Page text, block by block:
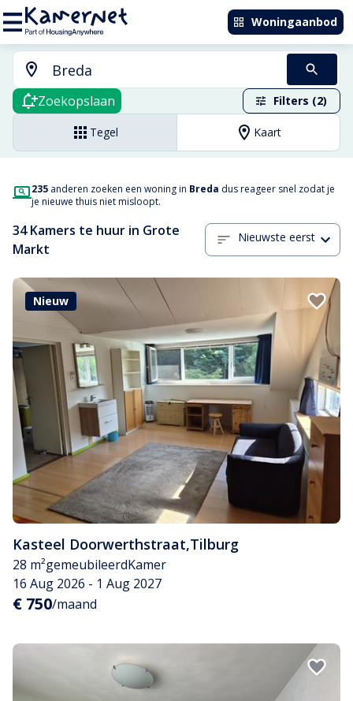
Woningaanbod
Zoekopslaan Filters (2)
Tegel Kaart
235 anderen zoeken een woning in Breda dus reageer snel zodat je
je nieuwe thuis niet misloopt.
34 Kamers te huur in Grote
Markt
Nieuwste eerst
Nieuw
Kasteel Doorwerthstraat,Tilburg
28 m²gemeubileerdKamer
16 Aug 2026 - 1 Aug 2027
€ 750/maand